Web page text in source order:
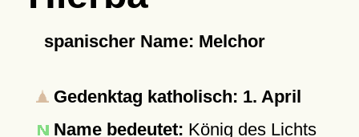
spanischer Name: Melchor
Gedenktag katholisch: 1. April
Name bedeutet: König des Lichts